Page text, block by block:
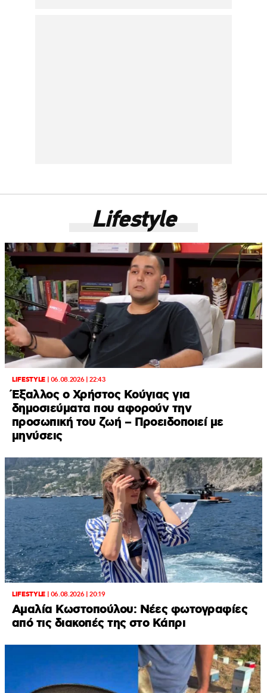
Lifestyle
LIFESTYLE| 06.08.2026 | 22:43
Έξαλλος ο Χρήστος Κούγιας για
δημοσιεύματα που αφορούν την
προσωπική του ζωή – Προειδοποιεί με
μηνύσεις
LIFESTYLE| 06.08.2026 | 20:19
Αμαλία Κωστοπούλου: Νέες φωτογραφίες
από τις διακοπές της στο Κάπρι